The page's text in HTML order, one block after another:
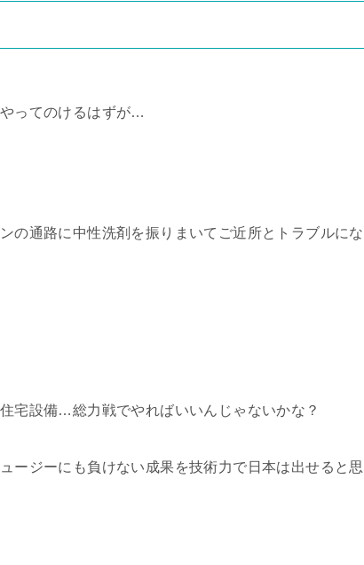
ってのけるはずが…
の通路に中性洗剤を振りまいてご近所とトラブルにな
宅設備…総力戦でやればいいんじゃないかな？
ージーにも負けない成果を技術力で日本は出せると思